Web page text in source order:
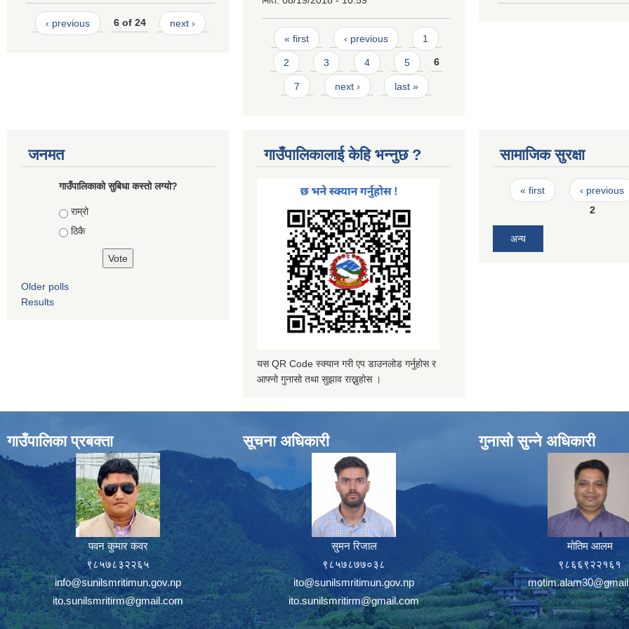
‹ previous 6 of 24 next ›
Pages
« first ‹ previous 1
2 3 4 5 6
7 next › last »
जनमत
गाउँपालिकाको सुबिधा कस्तो लग्यो?
Choices
राम्रो
ठिकै
Older polls
Results
गाउँपालिकालाई केहि भन्नुछ ?
यस QR Code स्क्यान गरी एप डाउनलोड गर्नुहोस र
आफ्नो गुनासो तथा सुझाव राख्नुहोस ।
सामाजिक सुरक्षा
Pages
« first
‹ previous
2
अन्य
गाउँपालिका प्रबक्ता
पवन कुमार कवर
९८५७८३२२६५
info@sunilsmritimun.gov.np
ito.sunilsmritirm@gmail.com
सूचना अधिकारी
सुमन रिजाल
९८५७८७७०३८
ito@sunilsmritimun.gov.np
ito.sunilsmritirm@gmail.com
गुनासो सुन्ने अधिकारी
मोतिम आलम
९८६६९२२१६१